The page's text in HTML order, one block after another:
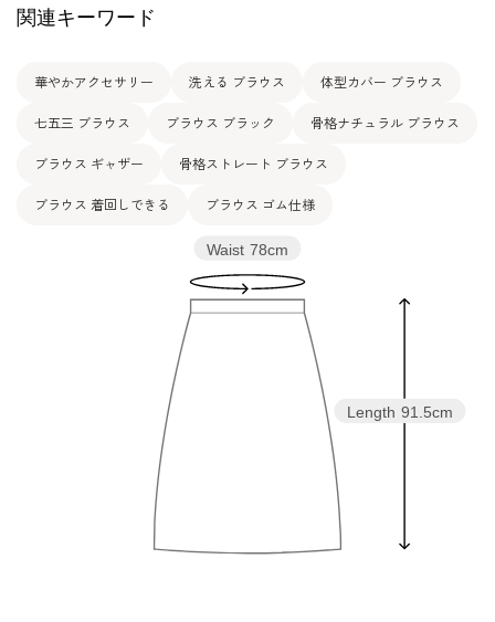
ネックレス・バッグ・靴 / 参考商品
関連キーワード
華やかアクセサリー 洗える ブラウス 体型カバー ブラウス
七五三 ブラウス ブラウス ブラック 骨格ナチュラル ブラウス
ブラウス ギャザー 骨格ストレート ブラウス
ブラウス 着回しできる ブラウス ゴム仕様
Length 91.5cm
Waist 78cm